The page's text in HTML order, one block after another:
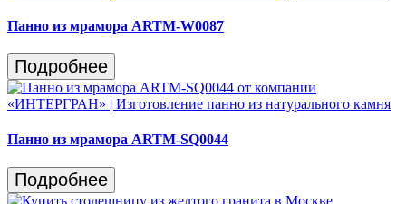
Панно из мрамора ARTM-W0087
Подробнее
Панно из мрамора ARTM-SQ0044
Подробнее